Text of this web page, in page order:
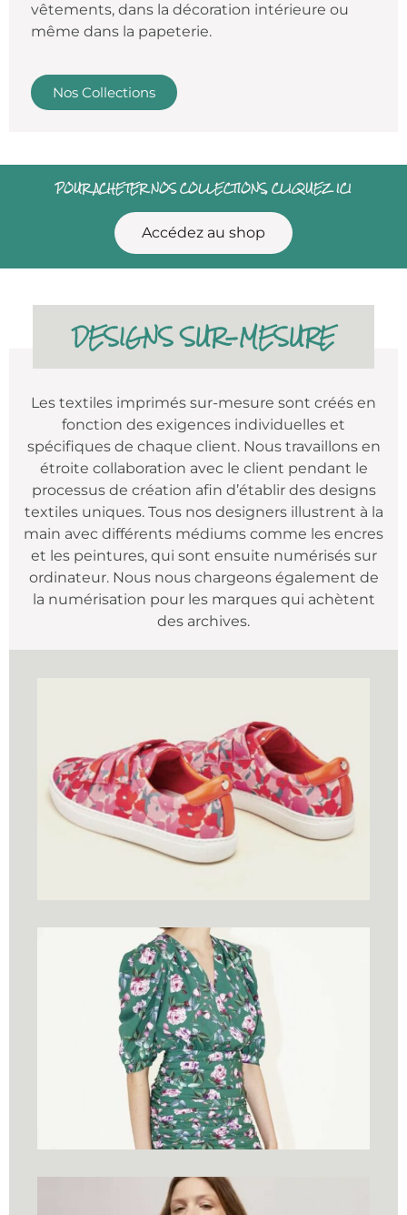
vêtements, dans la décoration intérieure ou
même dans la papeterie.
Nos Collections
POUR ACHETER NOS COLLECTIONS, CLIQUEZ ICI
Accédez au shop
DESIGNS SUR-MESURE
Les textiles imprimés sur-mesure sont créés en
fonction des exigences individuelles et
spécifiques de chaque client. Nous travaillons en
étroite collaboration avec le client pendant le
processus de création afin d’établir des designs
textiles uniques. Tous nos designers illustrent à la
main avec différents médiums comme les encres
et les peintures, qui sont ensuite numérisés sur
ordinateur. Nous nous chargeons également de
la numérisation pour les marques qui achètent
des archives.